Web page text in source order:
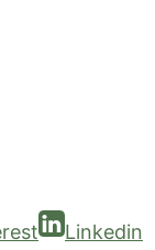
Linkedin